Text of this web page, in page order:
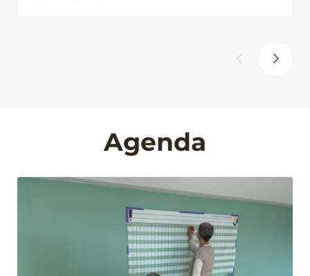
‹ ›
Agenda